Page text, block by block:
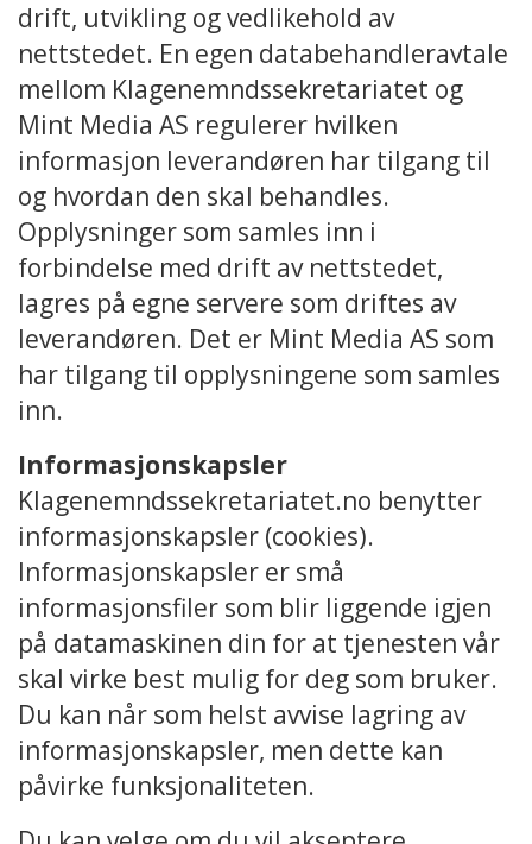
drift, utvikling og vedlikehold av
nettstedet. En egen databehandleravtale
mellom Klagenemndssekretariatet og
Mint Media AS regulerer hvilken
informasjon leverandøren har tilgang til
og hvordan den skal behandles.
Opplysninger som samles inn i
forbindelse med drift av nettstedet,
lagres på egne servere som driftes av
leverandøren. Det er Mint Media AS som
har tilgang til opplysningene som samles
inn.
Informasjonskapsler
Klagenemndssekretariatet.no benytter
informasjonskapsler (cookies).
Informasjonskapsler er små
informasjonsfiler som blir liggende igjen
på datamaskinen din for at tjenesten vår
skal virke best mulig for deg som bruker.
Du kan når som helst avvise lagring av
informasjonskapsler, men dette kan
påvirke funksjonaliteten.